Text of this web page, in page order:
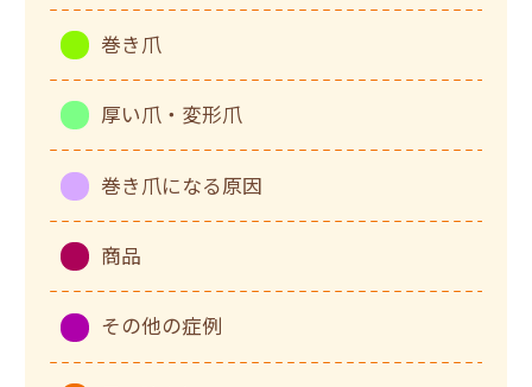
巻き爪
厚い爪・変形爪
巻き爪になる原因
商品
その他の症例